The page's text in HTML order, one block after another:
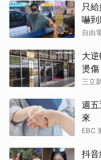
只
嚇
自由
大
燙
三立
週
來
EBC
抖